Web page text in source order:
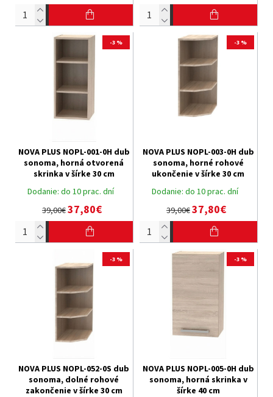
-3 %
Dodanie: do 10 prac. dní
NOVA PLUS NOPL-001-0H dub
sonoma, horná otvorená
skrinka v šírke 30 cm
39,00€37,80€
-3 %
Dodanie: do 10 prac. dní
NOVA PLUS NOPL-003-0H dub
sonoma, horné rohové
ukončenie v šírke 30 cm
39,00€37,80€
-3 %
NOVA PLUS NOPL-052-0S dub
sonoma, dolné rohové
zakončenie v šírke 30 cm
-3 %
NOVA PLUS NOPL-005-0H dub
sonoma, horná skrinka v
šírke 40 cm